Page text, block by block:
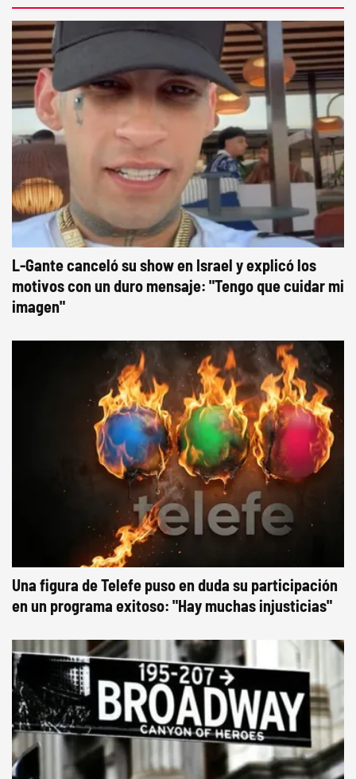
L-Gante canceló su show en Israel y explicó los
motivos con un duro mensaje: "Tengo que cuidar mi
imagen"
Una figura de Telefe puso en duda su participación
en un programa exitoso: "Hay muchas injusticias"